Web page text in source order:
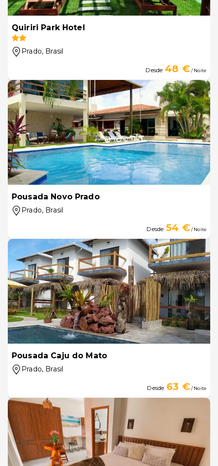
Quiriri Park Hotel
Prado, Brasil
Desde 48 €/ Noite
Pousada Novo Prado
Prado, Brasil
Desde 54 €/ Noite
Pousada Caju do Mato
Prado, Brasil
Desde 63 €/ Noite